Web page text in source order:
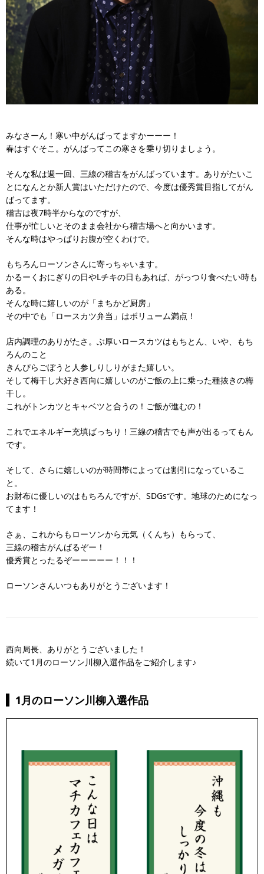
みなさーん！寒い中がんばってますかーーー！
春はすぐそこ。がんばってこの寒さを乗り切りましょう。
そんな私は週一回、三線の稽古をがんばっています。ありがたいこ
とになんとか新人賞はいただけたので、今度は優秀賞目指してがん
ばってます。
稽古は夜7時半からなのですが、
仕事が忙しいとそのまま会社から稽古場へと向かいます。
そんな時はやっぱりお腹が空くわけで。
もちろんローソンさんに寄っちゃいます。
かるーくおにぎりの日やLチキの日もあれば、がっつり食べたい時も
ある。
そんな時に嬉しいのが「まちかど厨房」
その中でも「ロースカツ弁当」はボリューム満点！
店内調理のありがたさ。ぶ厚いロースカツはもちとん、いや、もち
ろんのこと
きんぴらごぼうと人参しりしりがまた嬉しい。
そして梅干し大好き西向に嬉しいのがご飯の上に乗った種抜きの梅
干し。
これがトンカツとキャベツと合うの！ご飯が進むの！
これでエネルギー充填ばっちり！三線の稽古でも声が出るってもん
です。
そして、さらに嬉しいのが時間帯によっては割引になっているこ
と。
お財布に優しいのはもちろんですが、SDGsです。地球のためになっ
てます！
さぁ、これからもローソンから元気（くんち）もらって、
三線の稽古がんばるぞー！
優秀賞とったるぞーーーーー！！！
ローソンさんいつもありがとうございます！
西向局長、ありがとうございました！
続いて1月のローソン川柳入選作品をご紹介します♪
1月のローソン川柳入選作品